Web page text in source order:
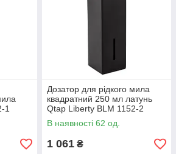
1
Дозатор для рідкого мила
квадратний 250 мл латунь
Qtap Liberty BLM 1152-2
Чорний матовий
В наявності 62 од.
1 061 ₴